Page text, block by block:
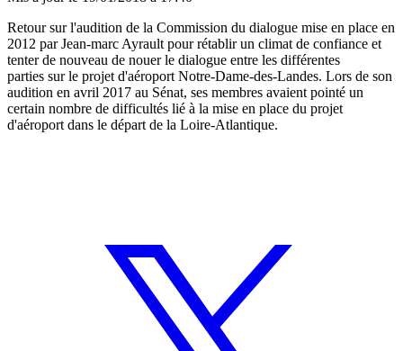
Retour sur l'audition de la Commission du dialogue mise en place en
2012 par Jean-marc Ayrault pour rétablir un climat de confiance et
tenter de nouveau de nouer le dialogue entre les différentes
parties sur le projet d'aéroport Notre-Dame-des-Landes. Lors de son
audition en avril 2017 au Sénat, ses membres avaient pointé un
certain nombre de difficultés lié à la mise en place du projet
d'aéroport dans le départ de la Loire-Atlantique.